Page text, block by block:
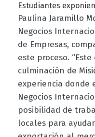
Estudiantes
Paulina Jaramillo
Negocios
de Empresas,
este proceso.
culminación de
experiencia donde
Negocios
posibilidad de
locales para